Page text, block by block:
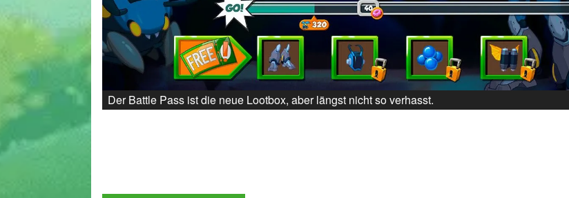
Der Battle Pass ist die neue Lootbox, aber längst nicht so verhasst.
Identify devices based on information transmitted automatically
Save and communicate privacy choices
Show Purposes